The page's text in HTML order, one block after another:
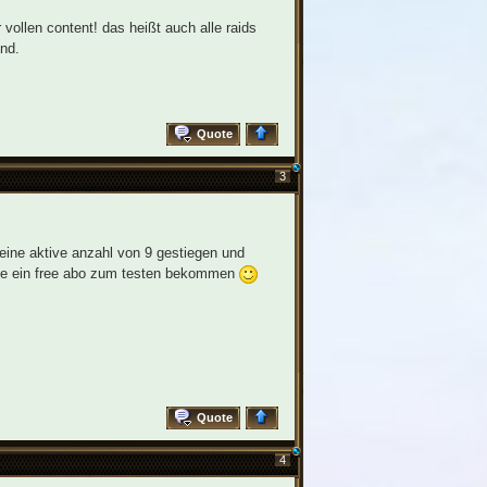
content! das heißt auch alle raids
Quote
3
aktive anzahl von 9 gestiegen und
ein free abo zum testen bekommen
Quote
4